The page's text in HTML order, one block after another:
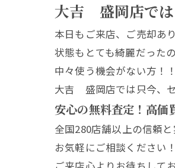
大吉 盛岡店で
本日もご来店、ご売却あ
状態もとても綺麗だった
中々使う機会がない方！
大吉 盛岡店では只今、
安心の無料査定！高価
全国280店舗以上の信頼
お気軽にご相談ください